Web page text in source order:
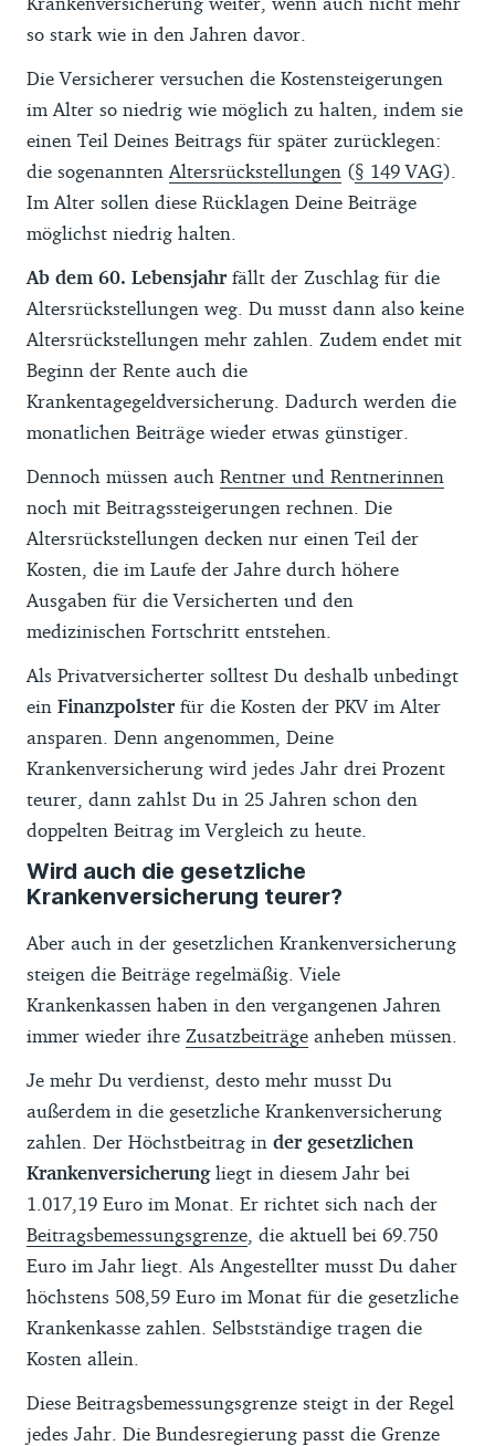
so stark wie in den Jahren davor.
Die Versicherer versuchen die Kostensteigerungen
im Alter so niedrig wie möglich zu halten, indem sie
einen Teil Deines Beitrags für später zurücklegen:
die sogenannten Altersrückstellungen (§ 149 VAG).
Im Alter sollen diese Rücklagen Deine Beiträge
möglichst niedrig halten.
Ab dem 60. Lebensjahr fällt der Zuschlag für die
Altersrückstellungen weg. Du musst dann also keine
Altersrückstellungen mehr zahlen. Zudem endet mit
Beginn der Rente auch die
Krankentagegeldversicherung. Dadurch werden die
monatlichen Beiträge wieder etwas günstiger.
Dennoch müssen auch Rentner und Rentnerinnen
noch mit Beitragssteigerungen rechnen. Die
Altersrückstellungen decken nur einen Teil der
Kosten, die im Laufe der Jahre durch höhere
Ausgaben für die Versicherten und den
medizinischen Fortschritt entstehen.
Als Privatversicherter solltest Du deshalb unbedingt
ein Finanzpolster für die Kosten der PKV im Alter
ansparen. Denn angenommen, Deine
Krankenversicherung wird jedes Jahr drei Prozent
teurer, dann zahlst Du in 25 Jahren schon den
doppelten Beitrag im Vergleich zu heute.
Wird auch die gesetzliche
Krankenversicherung teurer?
Aber auch in der gesetzlichen Krankenversicherung
steigen die Beiträge regelmäßig. Viele
Krankenkassen haben in den vergangenen Jahren
immer wieder ihre Zusatzbeiträge anheben müssen.
Je mehr Du verdienst, desto mehr musst Du
außerdem in die gesetzliche Krankenversicherung
zahlen. Der Höchstbeitrag in der gesetzlichen
Krankenversicherungliegt in diesem Jahr bei
1.017,19 Euro im Monat. Er richtet sich nach der
Beitragsbemessungsgrenze , die aktuell bei 69.750
Euro im Jahr liegt. Als Angestellter musst Du daher
höchstens 508,59 Euro im Monat für die gesetzliche
Krankenkasse zahlen. Selbstständige tragen die
Kosten allein.
Diese Beitragsbemessungsgrenze steigt in der Regel
jedes Jahr. Die Bundesregierung passt die Grenze